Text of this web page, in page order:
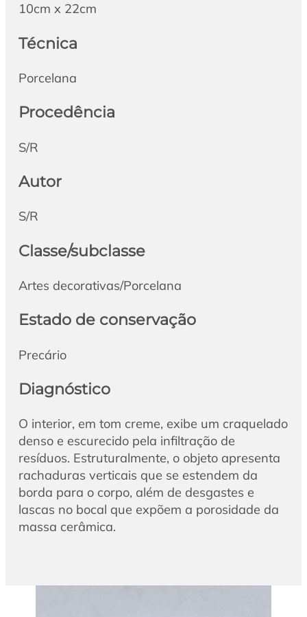
10cm x 22cm
Técnica
Porcelana
Procedência
S/R
Autor
S/R
Classe/subclasse
Artes decorativas/Porcelana
Estado de conservação
Precário
Diagnóstico
O interior, em tom creme, exibe um craquelado
denso e escurecido pela infiltração de
resíduos. Estruturalmente, o objeto apresenta
rachaduras verticais que se estendem da
borda para o corpo, além de desgastes e
lascas no bocal que expõem a porosidade da
massa cerâmica.